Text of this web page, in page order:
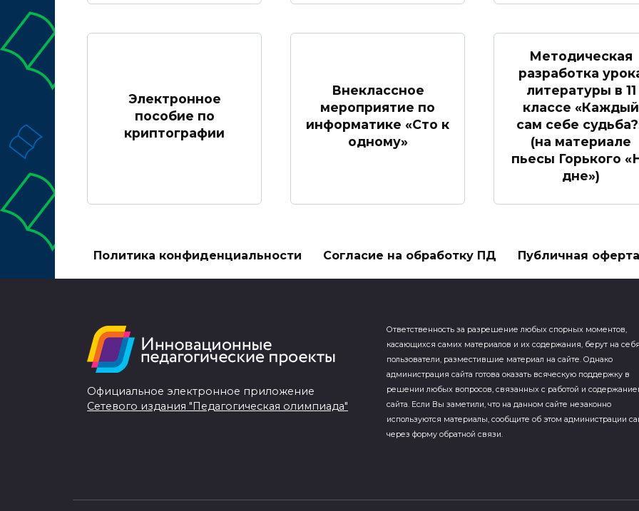
Электронное
пособие по
криптографии
Внеклассное
мероприятие по
информатике «Сто к
одному»
Методическая
разработка
литературы в 11
классе «Каждый
сам себе
(на материале
пьесы Горького
дне»)
Политика конфиденциальности Согласие на обработку ПД Публичная оферта
Официальное электронное приложение
Сетевого издания "Педагогическая олимпиада"
Ответственность за разрешение любых спорных моментов,
касающихся самих материалов и их содержания, берут на
пользователи, разместившие материал на сайте. Однако
администрация сайта готова оказать всяческую поддержку в
решении любых вопросов, связанных с работой и
сайта. Если Вы заметили, что на данном сайте незаконно
используются материалы, сообщите об этом администрации
через форму обратной связи.